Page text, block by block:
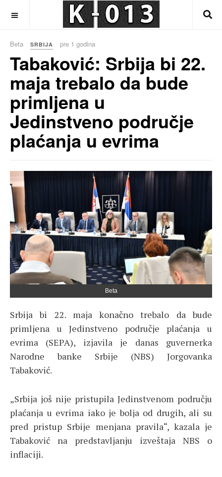
Beta SRBIJA pre 1 godina
Tabaković: Srbija bi 22.
maja trebalo da bude
primljena u
Jedinstveno područje
plaćanja u evrima
Beta
Srbija bi 22. maja konačno trebalo da bude
primljena u Jedinstveno područje plaćanja u
evrima (SEPA), izjavila je danas guvernerka
Narodne banke Srbije (NBS) Jorgovanka
Tabaković.
„Srbija još nije pristupila Jedinstvenom području
plaćanja u evrima iako je bolja od drugih, ali su
pred pristup Srbije menjana pravila“, kazala je
Tabaković na predstavljanju izveštaja NBS o
inflaciji.